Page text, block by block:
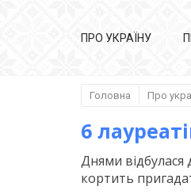
ПРО УКРАЇНУ
Головна Про
6
Днями відбулася
кортить